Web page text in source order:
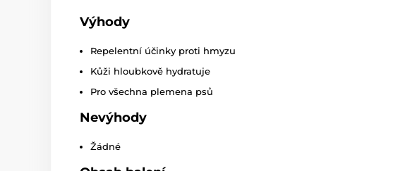
Výhody
Repelentní účinky proti hmyzu
Kůži hloubkově hydratuje
Pro všechna plemena psů
Nevýhody
Žádné